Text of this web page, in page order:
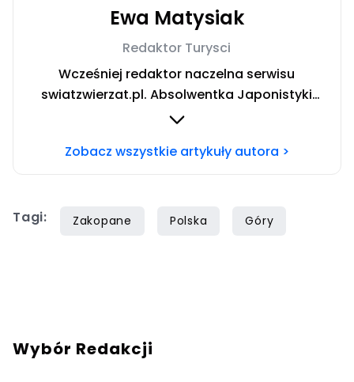
Ewa Matysiak
Redaktor Turysci
Wcześniej redaktor naczelna serwisu
swiatzwierzat.pl. Absolwentka Japonistyki
Uniwersytetu Warszawskiego. W trakcie
badania nad relacją człowiek-pies oraz roli
poszukująca szczęścia w licznych pasjach.
Zobacz wszystkie artykuły autora >
Tagi: Zakopane Polska Góry
Wybór Redakcji